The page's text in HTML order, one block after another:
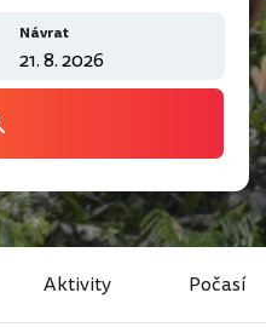
Návrat
Aktivity Počasí